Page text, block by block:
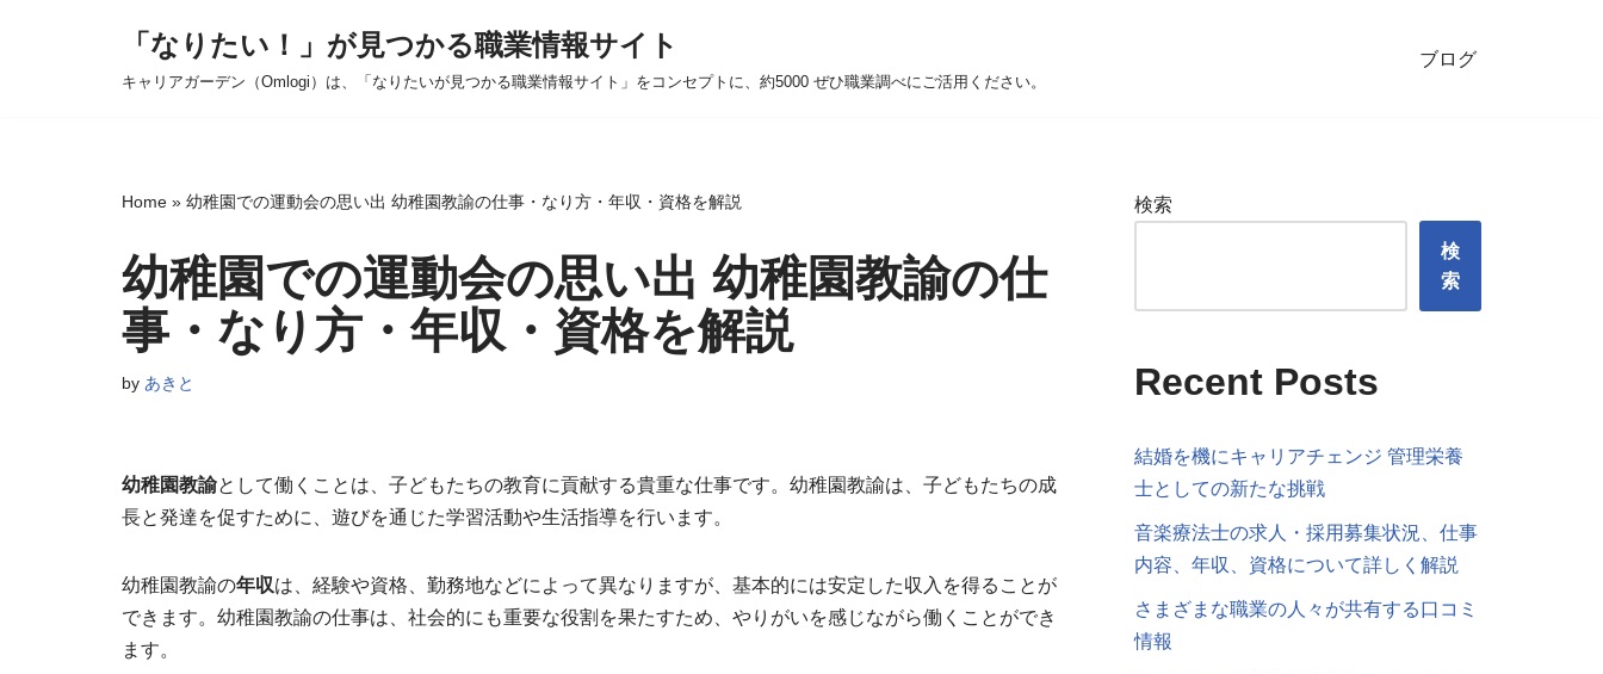
「なりたい！」が見つかる職業情報サイト
キャリアガーデン（Omlogi）は、「なりたいが見つかる職業情報サイト」をコンセプトに、約5000 ぜひ職業調べにご活用ください。
ブログ
Home » 幼稚園での運動会の思い出 幼稚園教諭の仕事・なり方・年収・資格を解説
幼稚園での運動会の思い出 幼稚園教諭の仕
事・なり方・年収・資格を解説
by あきと
幼稚園教諭として働くことは、子どもたちの教育に貢献する貴重な仕事です。幼稚園教諭は、子どもたちの成
長と発達を促すために、遊びを通じた学習活動や生活指導を行います。
幼稚園教諭の年収は、経験や資格、勤務地などによって異なりますが、基本的には安定した収入を得ることが
できます。幼稚園教諭の仕事は、社会的にも重要な役割を果たすため、やりがいを感じながら働くことができ
ます。
検索
検
索
Recent Posts
結婚を機にキャリアチェンジ 管理栄養
士としての新たな挑戦
音楽療法士の求人・採用募集状況、仕事
内容、年収、資格について詳しく解説
さまざまな職業の人々が共有する口コミ
情報